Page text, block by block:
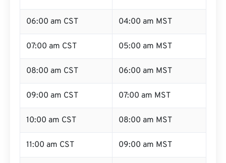
06:00 am CST 04:00 am MST
07:00 am CST 05:00 am MST
08:00 am CST 06:00 am MST
09:00 am CST 07:00 am MST
10:00 am CST 08:00 am MST
11:00 am CST 09:00 am MST